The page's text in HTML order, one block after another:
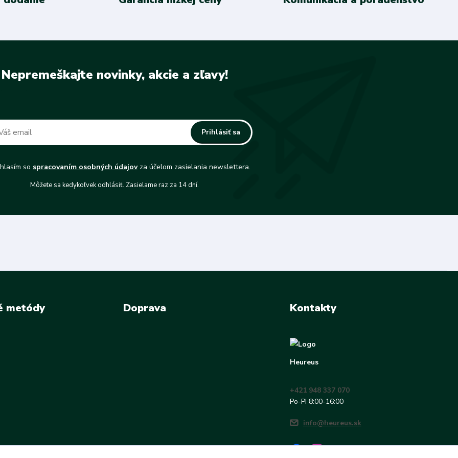
Nepremeškajte novinky, akcie a zľavy!
Prihlásiť sa
so spracovaním osobných údajovza účelom zasielania newslettera.
Môžete sa kedykoľvek odhlásiť. Zasielame raz za 14 dní.
metódy Doprava Kontakty
Heureus
+421 948 337 070
Po-PI 8:00-16:00
info@heureus.sk